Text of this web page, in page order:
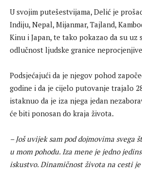
U svojim putešestvijama, Delić je
Indiju, Nepal, Mijanmar, Tajland,
Kinu i Japan, te tako pokazao da su
odlučnost ljudske granice
Podsjećajući da je njegov pohod
godine i da je cijelo putovanje trajalo
istaknuo da je iza njega jedan
će biti ponosan do kraja života.
– Još uvijek sam pod dojmovima svega
u mom pohodu. Iza mene je jedno
iskustvo. Dinamičnost života na cesti je